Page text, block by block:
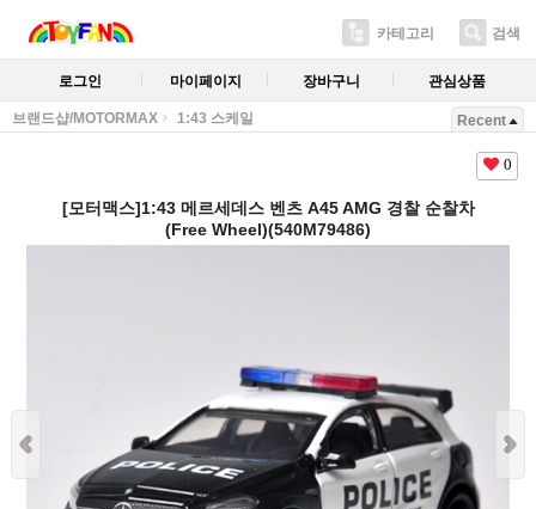
카테고리 검색
로그인 마이페이지 장바구니 관심상품
브랜드샵/MOTORMAX 1:43 스케일 Recent
0
[모터맥스]1:43 메르세데스 벤츠 A45 AMG 경찰 순찰차
(Free Wheel)(540M79486)